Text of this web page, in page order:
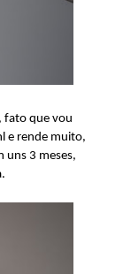
fato que vou
e rende muito,
uns 3 meses,